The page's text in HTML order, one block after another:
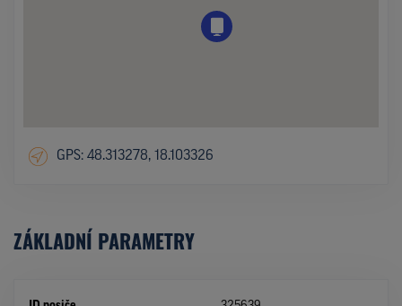
GPS: 48.313278, 18.103326
ZÁKLADNÍ PARAMETRY